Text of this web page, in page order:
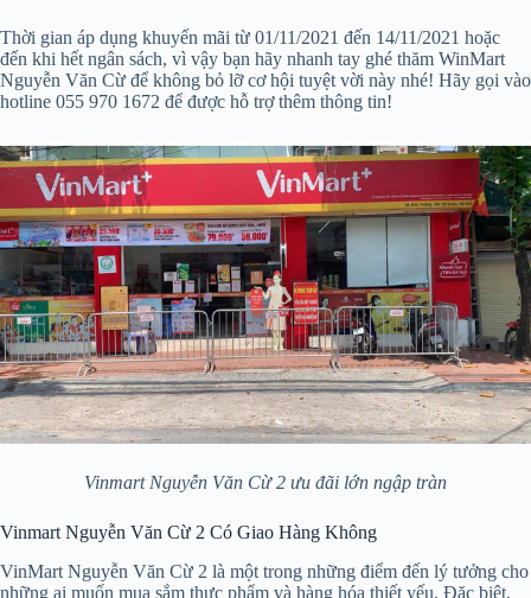
Thời gian áp dụng khuyến mãi từ 01/11/2021 đến 14/11/2021 hoặc
đến khi hết ngân sách, vì vậy bạn hãy nhanh tay ghé thăm WinMart
Nguyễn Văn Cừ để không bỏ lỡ cơ hội tuyệt vời này nhé! Hãy gọi vào
hotline 055 970 1672 để được hỗ trợ thêm thông tin!
Vinmart Nguyễn Văn Cừ 2 ưu đãi lớn ngập tràn
Vinmart Nguyễn Văn Cừ 2 Có Giao Hàng Không
VinMart Nguyễn Văn Cừ 2 là một trong những điểm đến lý tưởng cho
những ai muốn mua sắm thực phẩm và hàng hóa thiết yếu. Đặc biệt,